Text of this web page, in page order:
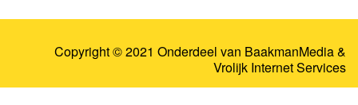
Copyright © 2021 Onderdeel van BaakmanMedia&
Vrolijk Internet Services